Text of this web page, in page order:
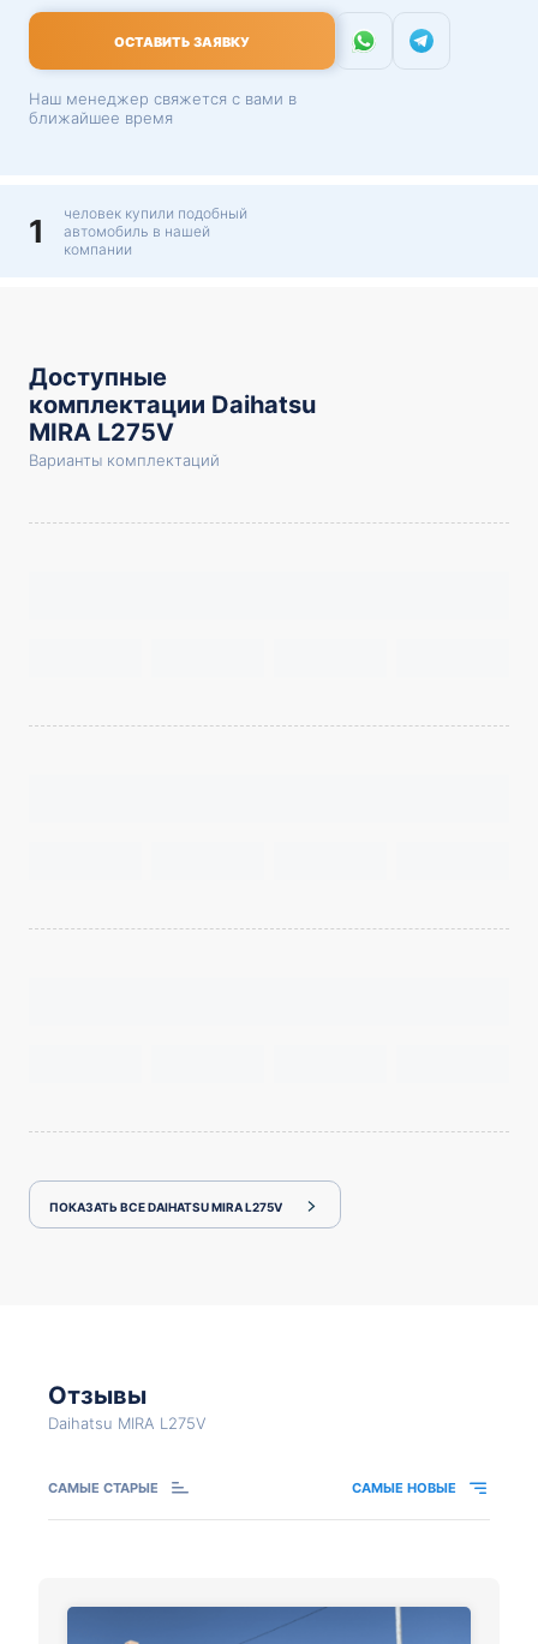
ОСТАВИТЬ ЗАЯВКУ
Наш менеджер свяжется с вами в
ближайшее время
1
человек купили подобный
автомобиль в нашей
компании
Доступные
комплектации Daihatsu
MIRA L275V
Варианты комплектаций
ПОКАЗАТЬ ВСЕ DAIHATSU MIRA L275V
Отзывы
Daihatsu MIRA L275V
САМЫЕ СТАРЫЕ САМЫЕ НОВЫЕ